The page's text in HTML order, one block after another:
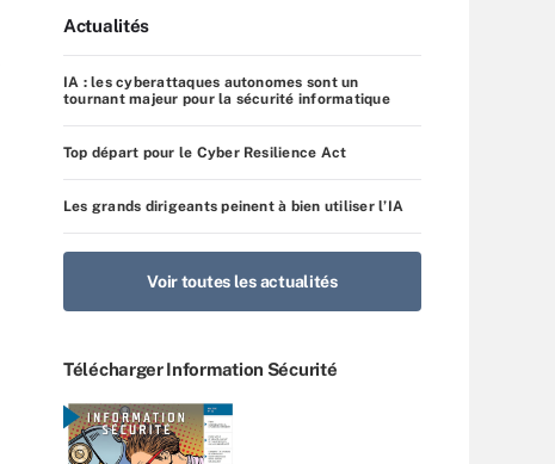
Actualités
IA : les cyberattaques autonomes sont un
tournant majeur pour la sécurité informatique
Top départ pour le Cyber Resilience Act
Les grands dirigeants peinent à bien utiliser l’IA
Voir toutes les actualités
Télécharger Information Sécurité